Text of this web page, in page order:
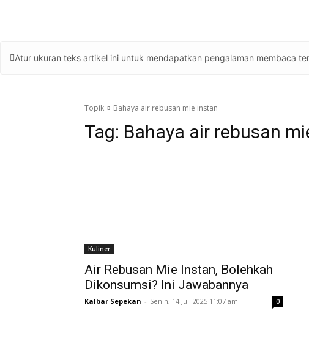
Atur ukuran teks artikel ini untuk mendapatkan pengalaman membaca
Topik Bahaya air rebusan mie instan
Tag: Bahaya air rebusan
Kuliner
Air Rebusan Mie Instan, Bolehkah
Dikonsumsi? Ini Jawabannya
Kalbar Sepekan - Senin, 14 Juli 2025 11:07 am 0